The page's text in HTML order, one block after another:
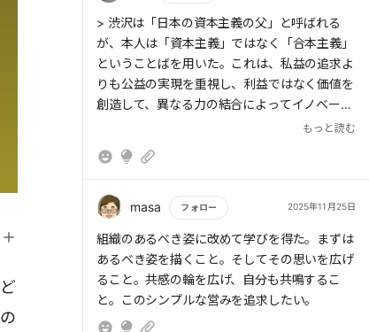
てしまう。
> そして第三に、エンゲージメントとアルゴリ
ズムを生み出すために、果たして「カイシャ」
ある。
> この問いは、「カイシャ以外に、この2つの
条件をより確実に実現できる組織は存在するの
か」とも言い換えられる。資本主義を体現する
装置として、カイシャという形態が未来永劫ベ
ストなのか――この問いから逃げてはならな
れを自らに、そして仲間たちに「実装」してい
く力である。
> 日本はこの「異結合」を得意としてきた。か
つては中国文明を、そして近代化の過程では欧
統と融合させることで、独自の文化や産業を築
き上げてきたのである。
もっと読む
> 渋沢は「日本の資本主義の父」と呼ばれる
が、本人は「資本主義」ではなく「合本主義」
ということばを用いた。これは、私益の追求よ
りも公益の実現を重視し、利益ではなく価値を
創造して、異なる力の結合によってイノベーシ
> その根幹を支えるのが、人財と資金だ。資金
み出す主体であると、渋沢は強調した。ヒトを
「稼ぐための道具」とみなす資本主義とは、こ
の点で根本的に異なる。
もっと読む
masa フォロー 2025年11月25日
もっと読む
組織のあるべき姿に改めて学びを得た。まずは
あるべき姿を描くこと。そしてその思いを広げ
ること。共感の輪を広げ、自分も共鳴するこ
と。このシンプルな営みを追求したい。